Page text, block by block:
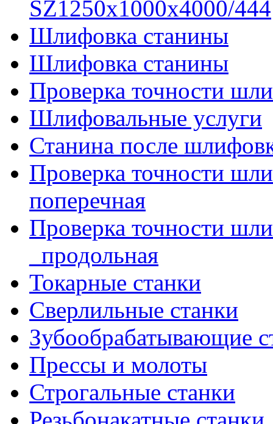
SZ1250x1000x4000/444
Шлифовка станины
Шлифовка станины
Проверка точности
Шлифовальные услуги
Станина после
Проверка точности
поперечная
Проверка точности
_продольная
Токарные станки
Сверлильные станки
Зубообрабатывающие
Прессы и молоты
Строгальные станки